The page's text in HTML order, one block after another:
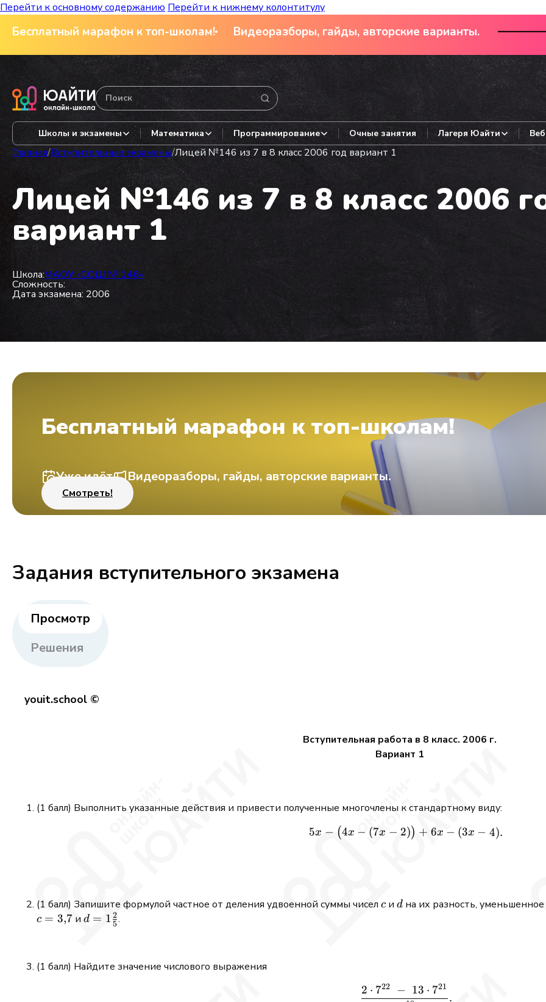
Перейти к основному содержанию Перейти к нижнему колонтитулу
Бесплатный марафон к топ-школам! Видеоразборы, гайды, авторские варианты.
Школы и экзамены Математика Программирование Очные занятия Лагеря Юайти
Главная/Вступительные экзамены/Лицей №146 из 7 в 8 класс 2006 год вариант 1
Лицей №146 из 7 в 8 класс 2006
вариант 1
Школа:МАОУ «СОШ № 146»
Сложность:
Дата экзамена: 2006
Бесплатный марафон к топ-школам!
Уже идёт Видеоразборы, гайды, авторские варианты.
Смотреть!
Задания вступительного экзамена
Просмотр
Решения
youit.school ©
Вступительная работа в 8 класс. 2006 г.
Вариант 1
(1 балл) Выполнить указанные действия и привести полученные многочлены к стандартному виду:
5x - \bigl(4x - (7x - 2)\bigr)
5x − (4x − (7x − 2)) + 6x − (3x − 4).
(1 балл) Запишите формулой частное от деления удвоенной суммы чисел c
c и d
d на их разность,
c = 3,7иd =
d = 1 5
2.
(1 балл) Найдите значение числового выражения
\frac{2\cdot 7^{22} \;-\;
2 ⋅ 722 − 13 ⋅ 721
.